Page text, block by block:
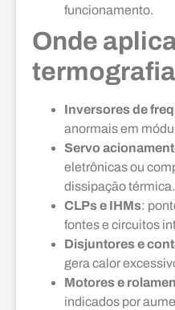
funcionamento.
Onde
termografia
Inversores de
anormais em
Servo
eletrônicas ou
dissipação térmica.
CLPs e IHMs:
fontes e circuitos
Disjuntores e
gera calor
Motores e
indicados por